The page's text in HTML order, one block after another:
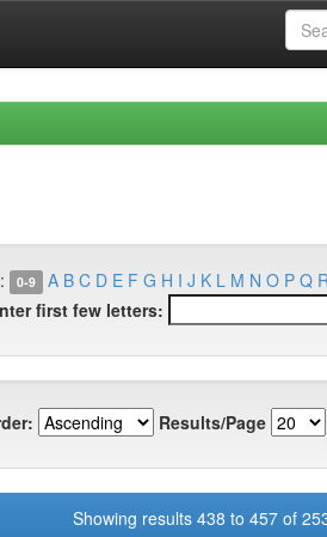
0-9 A B C D E F G H I J K L M N O P Q
first few letters:
Results/Page
Showing results 438 to 457 of